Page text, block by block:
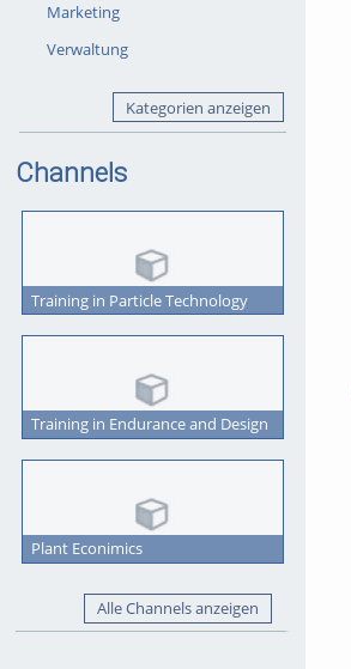
Marketing
Verwaltung
Kategorien anzeigen
Channels
Training in Particle Technology
Training in Endurance and Design
Plant Econimics
Alle Channels anzeigen